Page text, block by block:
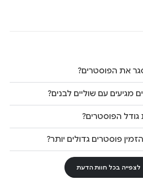
את הפוסטרים?
מגיעים עם שוליים לבנים?
גודל הפוסטרים?
פוסטרים גדולים יותר?
לצפייה בכל חוות הדעת